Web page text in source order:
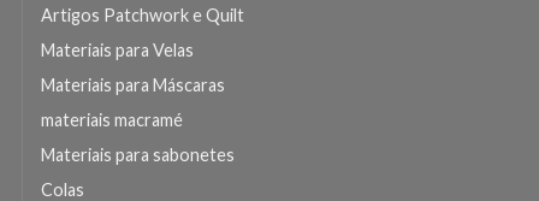
Artigos Patchwork e Quilt
Materiais para Velas
Materiais para Máscaras
materiais macramé
Materiais para sabonetes
Colas